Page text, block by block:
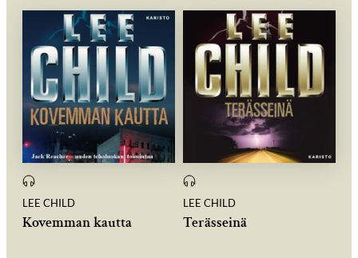
LEE CHILD
Kovemman kautta
LEE CHILD
Terässeinä